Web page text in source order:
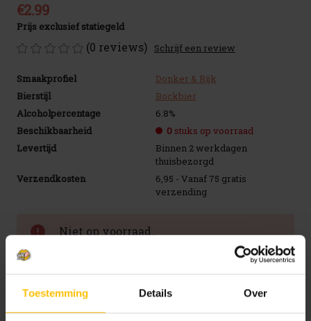
Toestemming Details Over
€2.99
Prijs exclusief statiegeld
(0 reviews) Schrijf een review
Smaakprofiel
Donker & Rijk
Bierstijl
Bockbier
Alcoholpercentage
6.8%
Beschikbaarheid
0 stuks op voorraad
Levertijd
Binnen 2 werkdagen
thuisbezorgd
Verzendkosten
6,95 - Vanaf 75 gratis
verzending
voorraad:Niet op voorraad..
Toevoegen aan verlanglijstje